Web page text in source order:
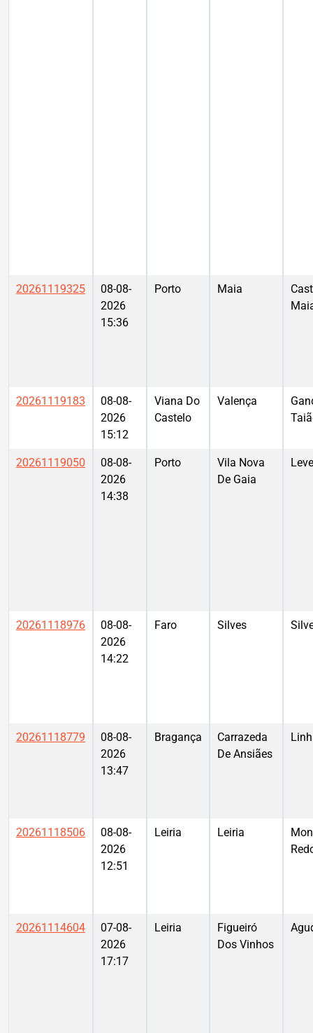
20261119325
08-08-
2026
15:36
Porto Maia
20261119183
08-08-
2026
15:12
Viana Do
Castelo
Valença
20261119050
08-08-
2026
14:38
Porto
Vila Nova
De Gaia
20261118976
08-08-
2026
14:22
Faro Silves
20261118779
08-08-
2026
13:47
Bragança
Carrazeda
De Ansiães
20261118506
08-08-
2026
12:51
Leiria Leiria
20261114604
07-08-
2026
17:17
Leiria
Figueiró
Dos Vinhos